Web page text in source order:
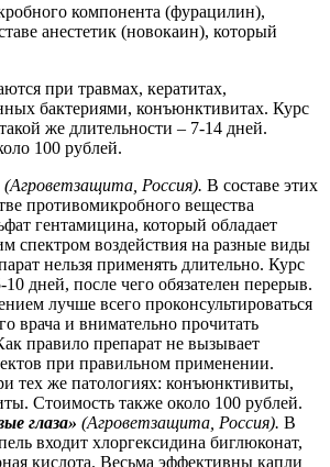
компонента (фурацилин),
анестетик (новокаин), который
при травмах, кератитах,
бактериями, конъюнктивитах. Курс
же длительности – 7-14 дней.
100 рублей.
(Агроветзащита, Россия). В составе этих
противомикробного вещества
гентамицина, который обладает
спектром воздействия на разные виды
нельзя применять длительно. Курс
10 дней, после чего обязателен перерыв.
лучше всего проконсультироваться
врача и внимательно прочитать
правило препарат не вызывает
при правильном применении.
тех же патологиях: конъюнктивиты,
Стоимость также около 100 рублей.
глаза» (Агроветзащита, Россия). В
входит хлоргексидина биглюконат,
кислота. Весьма эффективны капли